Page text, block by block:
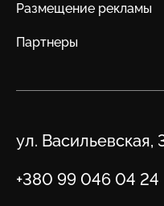
Размещение рекламы
Партнеры
Адрес
ул. Васильевская,
Телефон
+380 99 046 04 24